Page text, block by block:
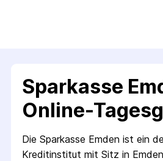
Sparkasse
Online-
Die Sparkasse Emden ist ein
Kreditinstitut mit Sitz in